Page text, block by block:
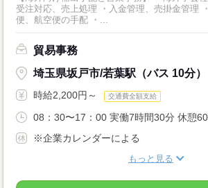
受注対応、売上処理 ・入金管理、売掛金管理
便、航空便の手配 ・...
貿易事務
埼玉県坂戸市/若葉駅（バス 10分）
時給2,200円～ 交通費全額支給
08：30〜17：00 実働7時間30分 休憩60
※企業カレンダーによる
もっと見る